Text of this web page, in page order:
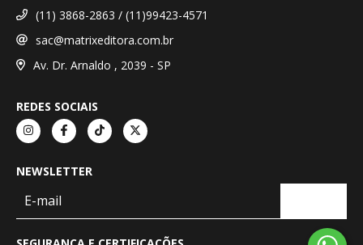
(11) 3868-2863 / (11)99423-4571
sac@matrixeditora.com.br
Av. Dr. Arnaldo , 2039 - SP
REDES SOCIAIS
NEWSLETTER